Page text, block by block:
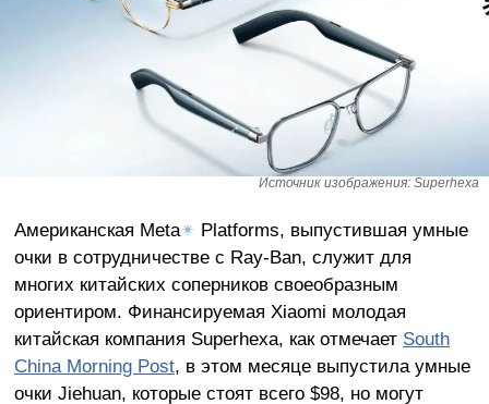
Источник изображения: Superhexa
Американская Meta✴ Platforms, выпустившая умные
очки в сотрудничестве с Ray-Ban, служит для
многих китайских соперников своеобразным
ориентиром. Финансируемая Xiaomi молодая
китайская компания Superhexa, как отмечает South
China Morning Post, в этом месяце выпустила умные
очки Jiehuan, которые стоят всего $98, но могут